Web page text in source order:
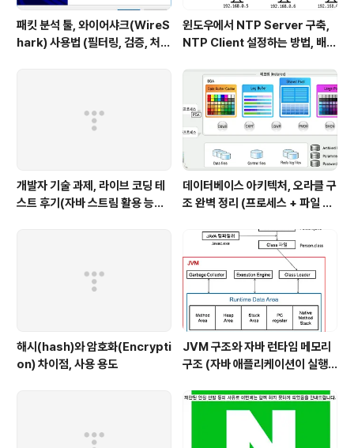
패킷 분석 툴, 와이어샤크(WireS
hark) 사용법 (필터링, 검증, 처음
윈도우에서 NTP Server 구축,
NTP Client 설정하는 방법, 배치
에서 시간 동기화하는 요구사항 처
리하기)
개발자 기술 과제, 라이브 코딩 테
스트 후기(자바 스트림 활용 능력
데이터베이스 아키텍처, 오라클 구
조 완벽 정리 (프로세스 + 파일 구
해시(hash)와 암호화(Encrypti
on) 차이점, 사용 용도
JVM 구조와 자바 런타임 메모리
구조 (자바 애플리케이션이 실행
을 설명해줄 수 있나요?)